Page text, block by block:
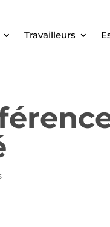
Travailleurs